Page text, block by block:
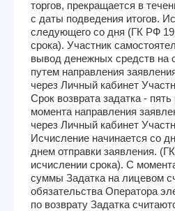
торгов, прекращается в
с даты подведения итогов.
следующего со дня (ГК РФ
срока). Участник
вывод денежных средств на
путем направления
через Личный кабинет
Срок возврата задатка -
момента направления
через Личный кабинет
Исчисление начинается со
днем отправки заявления.
исчислении срока). С
суммы Задатка на лицевом
обязательства Оператора
по возврату Задатка